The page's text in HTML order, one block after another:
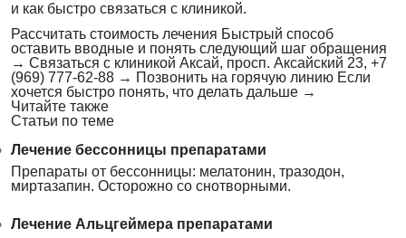
и как быстро связаться с клиникой.
Рассчитать стоимость лечения Быстрый способ
оставить вводные и понять следующий шаг обращения
→ Связаться с клиникой Аксай, просп. Аксайский 23, +7
(969) 777-62-88 → Позвонить на горячую линию Если
хочется быстро понять, что делать дальше →
Читайте также
Статьи по теме
Лечение бессонницы препаратами
Препараты от бессонницы: мелатонин, тразодон,
миртазапин. Осторожно со снотворными.
Лечение Альцгеймера препаратами